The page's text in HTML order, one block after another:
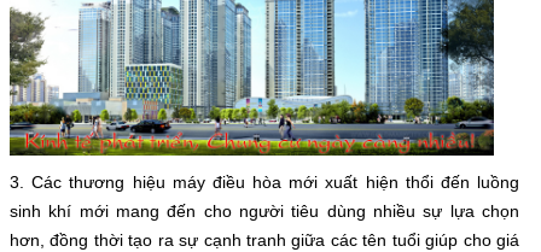
3. Các thương hiệu máy điều hòa mới xuất hiện thổi đến luồng
sinh khí mới mang đến cho người tiêu dùng nhiều sự lựa chọn
hơn, đồng thời tạo ra sự cạnh tranh giữa các tên tuổi giúp cho giá